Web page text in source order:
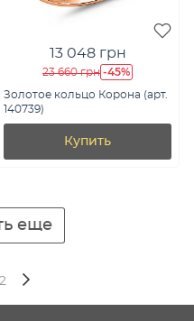
13 048 грн
23 660 грн -45%
Золотое кольцо Корона (арт.
140739)
Купить
еще
2